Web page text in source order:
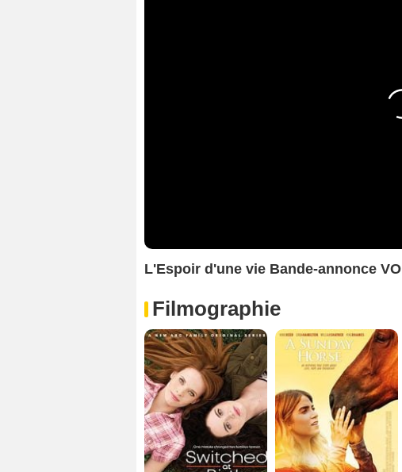
L'Espoir d'une vie Bande-annonce VO
Filmographie